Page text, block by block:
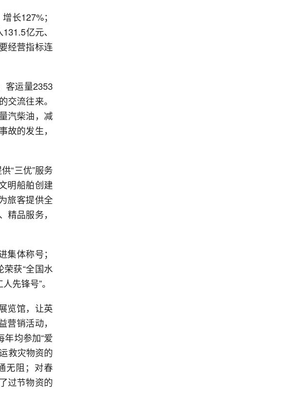
长127%；
亿元、
经营指标连
客运量2353
流往来。
汽柴油，减
的发生，
“三优”服务
明船舶创建
旅客提供全
品服务，
体称号；
荣获“全国水
先锋号”。
览馆，让英
销活动，
均参加“爱
救灾物资的
无阻；对春
过节物资的